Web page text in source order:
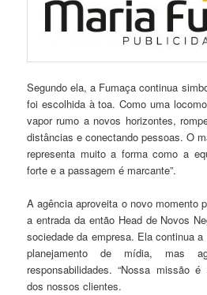
Segundo ela, a Fumaça continua
foi escolhida à toa. Como uma
vapor rumo a novos horizontes,
distâncias e conectando pessoas. O
representa muito a forma como a
forte e a passagem é marcante”.
A agência aproveita o novo momento
a entrada da então Head de Novos
sociedade da empresa. Ela continua
planejamento de mídia, mas
responsabilidades. “Nossa missão
dos nossos clientes.